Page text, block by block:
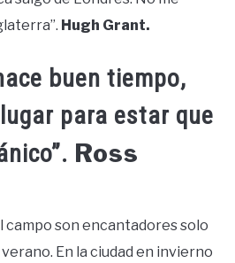
Hugh Grant.
buen tiempo,
para estar que
Ross
campo son encantadores solo
En la ciudad en invierno